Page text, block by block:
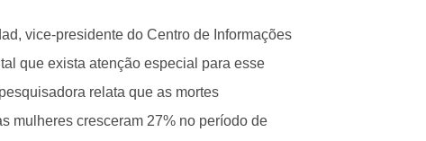
vice-presidente do Centro de Informações
que exista atenção especial para esse
relata que as mortes
mulheres cresceram 27% no período de